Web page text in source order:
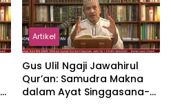
Artikel
Gus Ulil Ngaji Jawahirul
Qur’an: Samudra Makna
dalam Ayat Singgasana-